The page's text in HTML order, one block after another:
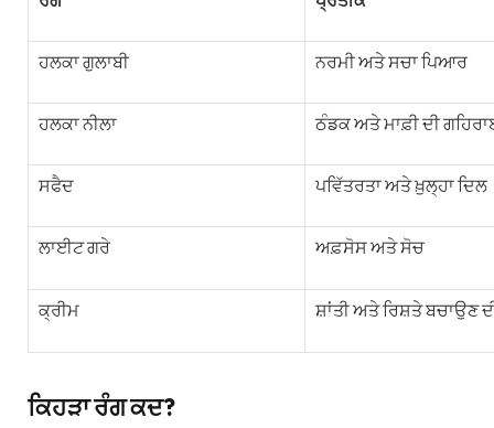
ਹਲਕਾ ਗੁਲਾਬੀ ਨਰਮੀ ਅਤੇ ਸਚਾ ਪਿਆਰ
ਹਲਕਾ ਨੀਲਾ ਠੰਡਕ ਅਤੇ ਮਾਫ਼ੀ ਦੀ
ਸਫੈਦ ਪਵਿੱਤਰਤਾ ਅਤੇ ਖ਼ੁਲ੍ਹਾ ਦਿਲ
ਲਾਈਟ ਗਰੇ ਅਫ਼ਸੋਸ ਅਤੇ ਸੋਚ
ਕ੍ਰੀਮ ਸ਼ਾਂਤੀ ਅਤੇ ਰਿਸ਼ਤੇ ਬਚਾਉਣ
ਕਿਹੜਾ ਰੰਗ ਕਦ?